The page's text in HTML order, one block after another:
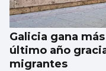
Galicia gana
último año
migrantes